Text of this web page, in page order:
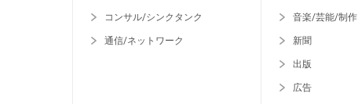
コンサル/シンクタンク
通信/ネットワーク
音楽/芸能/制作
新聞
出版
広告